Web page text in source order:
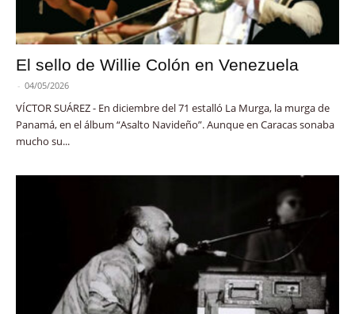
El sello de Willie Colón en Venezuela
- 04/05/2026
VÍCTOR SUÁREZ - En diciembre del 71 estalló La Murga, la murga de
Panamá, en el álbum “Asalto Navideño”. Aunque en Caracas sonaba
mucho su...